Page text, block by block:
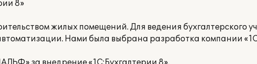
8»
жилых помещений. Для ведения бухгалтерского
Нами была выбрана разработка компании